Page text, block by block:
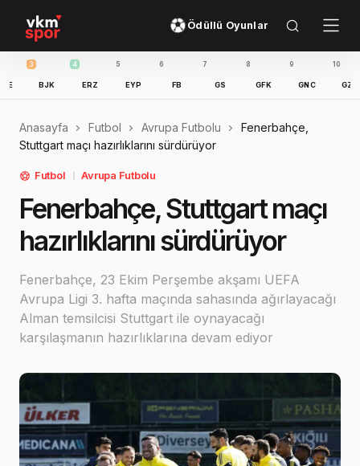
Ödüllü Oyunlar
BJK ERZ EYP GNC GZT
Anasayfa Futbol Avrupa Futbolu
Fenerbahçe,
Stuttgart maçı hazırlıklarını sürdürüyor
Futbol Avrupa Futbolu
Fenerbahçe, Stuttgart maçı
hazırlıklarını sürdürüyor
Fenerbahçe, 23 Ekim Perşembe akşamı UEFA
Avrupa Ligi 3. hafta maçında sahasında ağırlayacağı
Alman temsilcisi Stuttgart ile oynayacağı
karşılaşmanın hazırlıklarına devam ediyor